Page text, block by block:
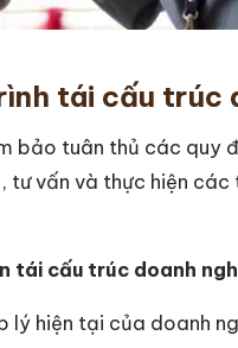
tái cấu trúc
bảo tuân thủ các quy
vấn và thực hiện
tái cấu trúc doanh
lý hiện tại của doanh